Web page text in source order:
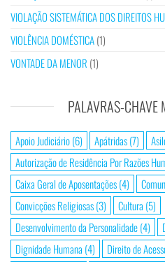
VIOLAÇÃO SISTEMÁTICA DOS DIREITOS
VIOLÊNCIA DOMÉSTICA(1)
VONTADE DA MENOR (1)
PALAVRAS-CHAVE
Apoio Judiciário(6) Apátridas(7)
Autorização de Residência Por Razões
Caixa Geral de Aposentações(4)
Convicções Religiosas(3) Cultura (5)
Desenvolvimento da Personalidade(4)
Dignidade Humana (4) Direito de